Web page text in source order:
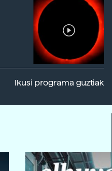
Ikusi programa guztiak